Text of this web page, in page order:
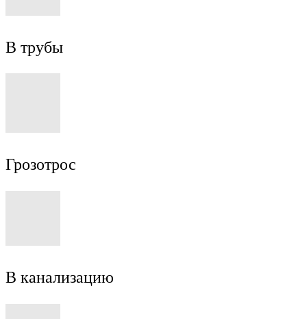
В трубы
Грозотрос
В канализацию